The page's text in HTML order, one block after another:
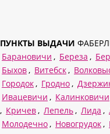
ПУНКТЫ ВЫДАЧИ
Барановичи , Береза ,
Быхов , Витебск ,
Городок , Гродно ,
Ивацевичи , Калинковичи
, Кричев , Лепель , Лида ,
Молодечно , Новогрудок ,